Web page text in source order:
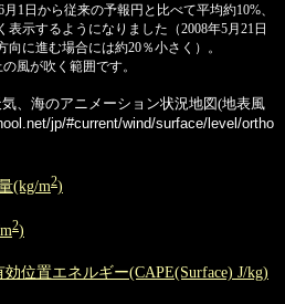
1日から従来の予報円と比べて平均約10%、
示するようになりました（2008年5月21日
に進む場合には約20％小さく）。
風が吹く範囲です。
気、海のアニメーション状況地図(地表風
jp/#current/wind/surface/level/ortho
(kg/m2)
2)
位置エネルギー(CAPE(Surface) J/kg)